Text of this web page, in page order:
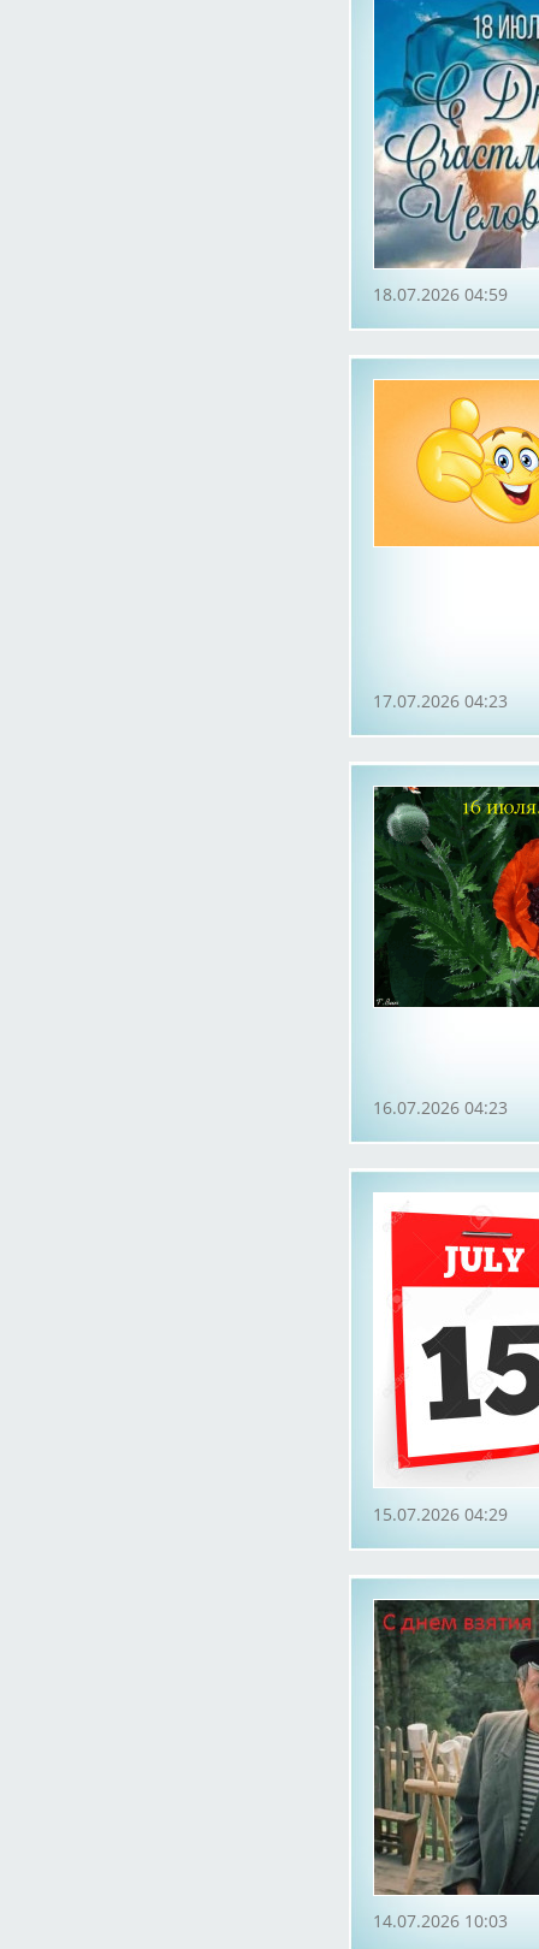
18.07.2026 04:59
17.07.2026 04:23
16.07.2026 04:23
15.07.2026 04:29
14.07.2026 10:03